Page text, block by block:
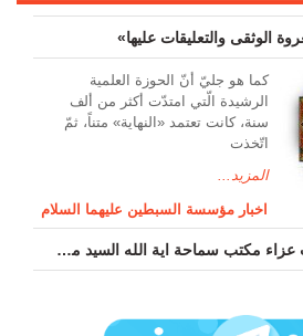
الوثقی والتعلیقات علیها»
کما هو جليّ أنّ الحوزة العلمیة
الرشیدة الّتي امتدّت أكثر من ألف
سنة، كانت تعتمد «النهاية» متناً، ثمّ
اتّخذت
المزيد...
اخبار مؤسسة السبطين عليهما السلام
تقرير مصوّر - موكب عزاء مکتب سماحة اية الله السيد مرتضى الموسوي الاصفهاني في يوم إستشهاد السيدة فاطم...